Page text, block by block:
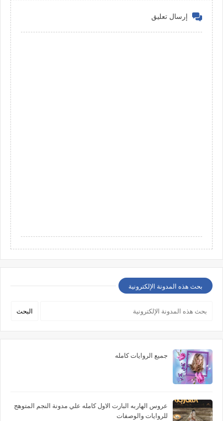
إرسال تعليق
بحث هذه المدونة الإلكترونية
جميع الروايات كامله
عروس الهاربه البارت الاول كامله علي مدونة النجم المتوهج
للروايات والوصفات